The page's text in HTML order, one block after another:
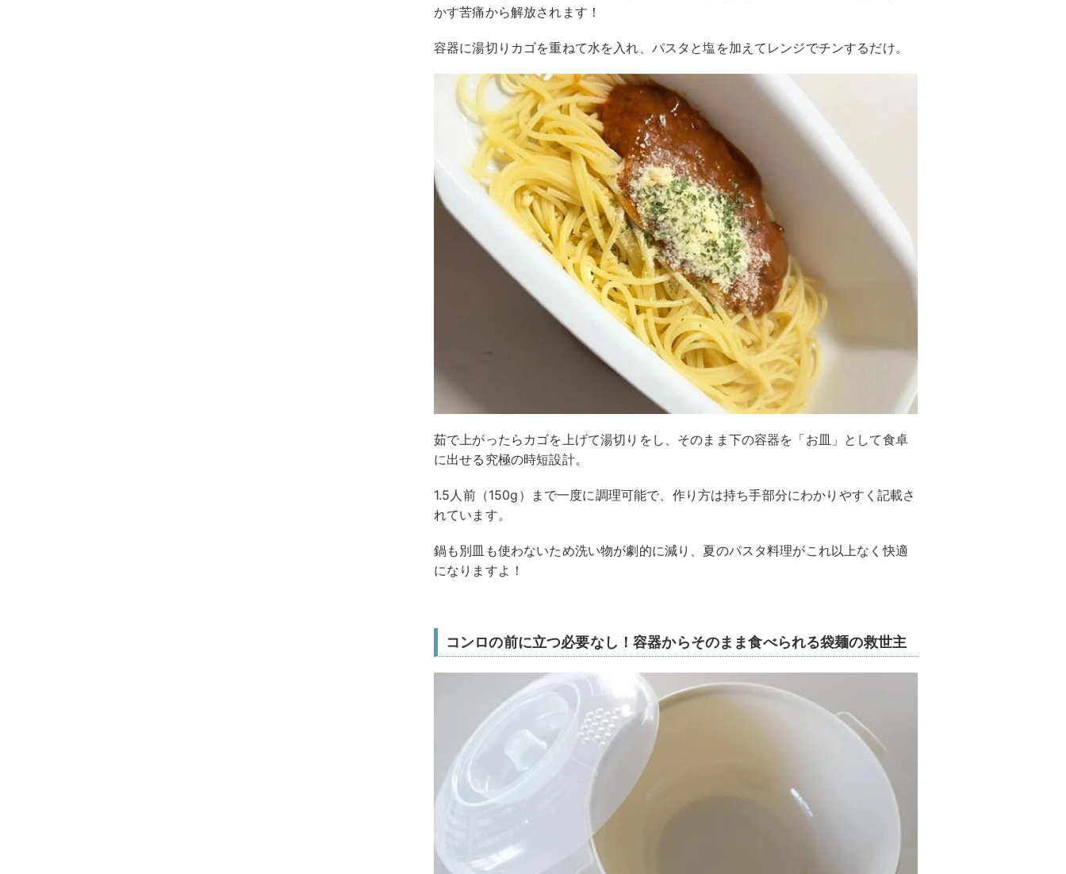
かす苦痛から解放されます！
容器に湯切りカゴを重ねて水を入れ、パスタと塩を加えてレンジでチンするだけ。
茹で上がったらカゴを上げて湯切りをし、そのまま下の容器を「お皿」として食卓
に出せる究極の時短設計。
1.5人前（150g）まで一度に調理可能で、作り方は持ち手部分にわかりやすく記載さ
れています。
鍋も別皿も使わないため洗い物が劇的に減り、夏のパスタ料理がこれ以上なく快適
になりますよ！
コンロの前に立つ必要なし！容器からそのまま食べられる袋麺の救世主